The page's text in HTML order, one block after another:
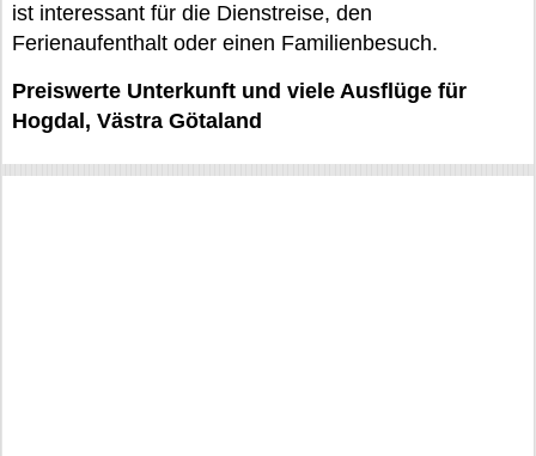
ist interessant für die Dienstreise, den
Ferienaufenthalt oder einen Familienbesuch.
Preiswerte Unterkunft und viele Ausflüge für
Hogdal, Västra Götaland